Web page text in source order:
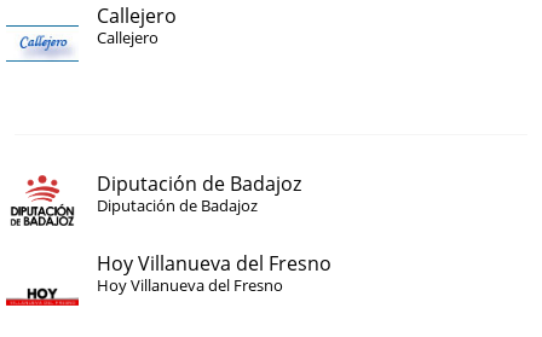
Callejero
Callejero
Diputación de Badajoz
Diputación de Badajoz
Hoy Villanueva del Fresno
Hoy Villanueva del Fresno